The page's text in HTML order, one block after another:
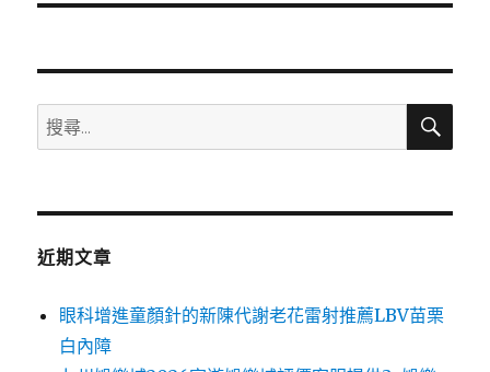
文
搜
尋
鍵
搜
近期文章
眼科增進童顏針的新陳代謝老花雷射推薦LBV苗栗
白內障